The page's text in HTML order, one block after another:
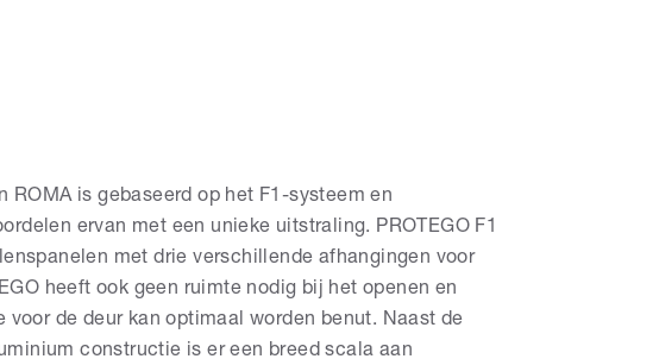
ROMA is gebaseerd op het F1-systeem en
ervan met een unieke uitstraling. PROTEGO F1
met drie verschillende afhangingen voor
heeft ook geen ruimte nodig bij het openen en
voor de deur kan optimaal worden benut. Naast de
constructie is er een breed scala aan